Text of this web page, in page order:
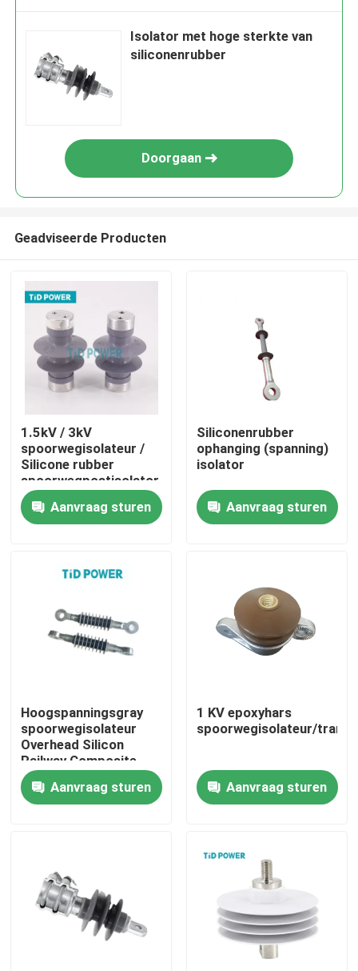
Thuis
Video's
Fabriekstocht
Kwaliteitscontrole
Vraag een offerte
Isolator met hoge sterkte van
siliconenrubber
Doorgaan
Geadviseerde Producten
1.5kV / 3kV
spoorwegisolateur /
Silicone rubber
spoorwegpostisolator
Aanvraag sturen
Siliconenrubber
ophanging (spanning)
isolator
Aanvraag sturen
Hoogspanningsgray
spoorwegisolateur
Overhead Silicon
Railway Composite
Rail Catenary Isolator
Aanvraag sturen
1 KV epoxyhars
spoorwegisolateur/
Aanvraag sturen